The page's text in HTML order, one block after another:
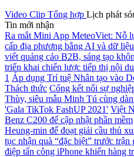
Video Clip Tổng hợp Lịch phát
Tin mới nhận
Ra mắt Mini App MeteoViet: Nỗ
cấp địa phương bằng AI và dữ
viết quảng cáo B2B, sáng tạo
triển khai chiến lược tiếp thị nội
1 Áp dụng Trí tuệ Nhân tạo vào
Thách thức Cổng kết nối sự
Thùy, siêu mẫu Minh Tú cùng
'Gala TikTok FashUP 2021' Việt
Benz C200 để cập nhật phần mềm
Heung-min để đoạt giải cầu thủ
tục nhận quà “đặc biệt” trước trận
điệp tấn công iPhone khiến hàng